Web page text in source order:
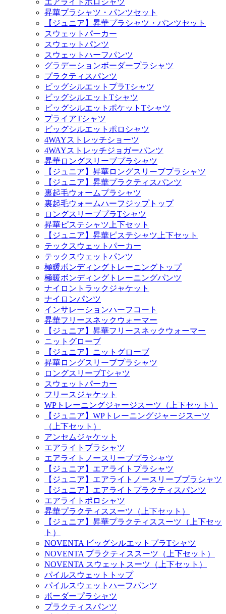
エアライトポロシャツ
昇華プラシャツ・パンツセット
【ジュニア】昇華プラシャツ・パンツセット
スウェットパーカー
スウェットパンツ
スウェットハーフパンツ
グラデーションボーダープラシャツ
プラクティスパンツ
ビッグシルエットプラTシャツ
ビッグシルエットTシャツ
ビッグシルエットポケットTシャツ
プライアTシャツ
ビッグシルエットポロシャツ
4WAYストレッチショーツ
4WAYストレッチジョガーパンツ
昇華ロングスリーブプラシャツ
【ジュニア】昇華ロングスリーブプラシャツ
【ジュニア】昇華プラクティスパンツ
裏起毛ウォームプラシャツ
裏起毛ウォームハーフジップトップ
ロングスリーブプラTシャツ
昇華ピステシャツ上下セット
【ジュニア】昇華ピステシャツ上下セット
テックスウェットパーカー
テックスウェットパンツ
極暖ボンディングトレーニングトップ
極暖ボンディングトレーニングパンツ
ナイロントラックジャケット
ナイロンパンツ
インサレーションハーフコート
昇華フリースネックウォーマー
【ジュニア】昇華フリースネックウォーマー
ニットグローブ
【ジュニア】ニットグローブ
昇華ロングスリーブプラシャツ
ロングスリーブTシャツ
スウェットパーカー
フリースジャケット
WPトレーニングジャージスーツ（上下セット）
【ジュニア】WPトレーニングジャージスーツ
（上下セット）
アンセムジャケット
エアライトプラシャツ
エアライトノースリーブプラシャツ
【ジュニア】エアライトプラシャツ
【ジュニア】エアライトノースリーブプラシャツ
【ジュニア】エアライトプラクティスパンツ
エアライトポロシャツ
昇華プラクティススーツ（上下セット）
【ジュニア】昇華プラクティススーツ（上下セッ
ト）
NOVENTA ビッグシルエットプラTシャツ
NOVENTA プラクティススーツ（上下セット）
NOVENTA スウェットスーツ（上下セット）
パイルスウェットトップ
パイルスウェットハーフパンツ
ボーダープラシャツ
プラクティスパンツ